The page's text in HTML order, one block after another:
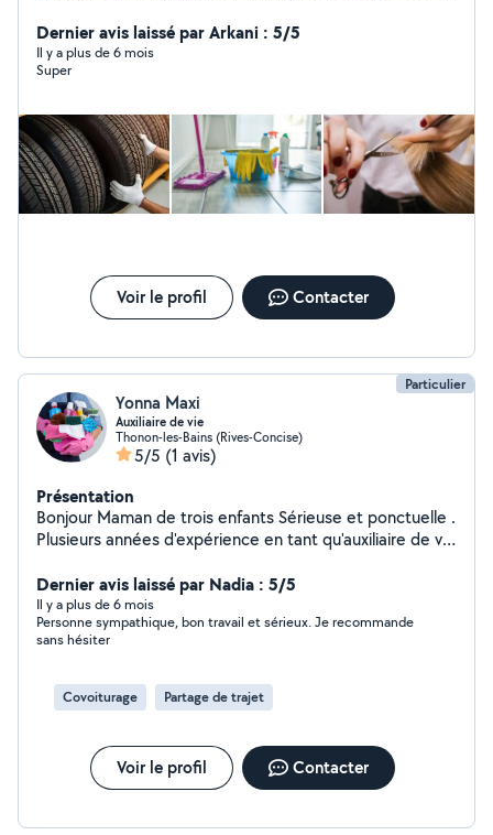
besoin. Mon mari es mécanicien c'est pour cela que je
réponds aussi à certaines demande. Merci pour votre
Dernier avis laissé par Arkani : 5/5
Il y a plus de 6 mois
Super
Voir le profil Contacter
Particulier
Yonna Maxi
Auxiliaire de vie
Thonon-les-Bains (Rives-Concise)
5/5 (1 avis)
Présentation
Bonjour Maman de trois enfants Sérieuse et ponctuelle .
Plusieurs années d'expérience en tant qu'auxiliaire de vie
J'attends vos propositions
Dernier avis laissé par Nadia : 5/5
Il y a plus de 6 mois
Personne sympathique, bon travail et sérieux. Je recommande
sans hésiter
Covoiturage Partage de trajet
Voir le profil Contacter